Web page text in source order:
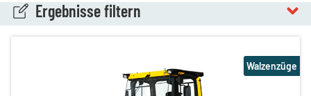
Ergebnisse filtern
Walzenzüge